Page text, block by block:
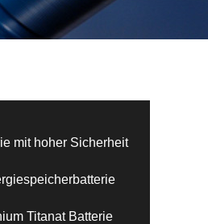
mit hoher Sicherheit
Titanat Batterie